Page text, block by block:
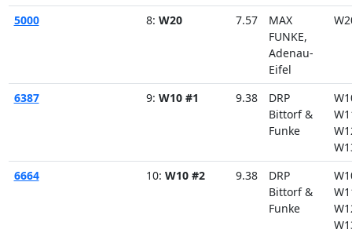
5000 8: W20 7.57
MAX
FUNKE,
Adenau-
Eifel
6387 9: W10 #1 9.38
DRP
Bittorf &
Funke
6664
10: W10 #2 9.38
DRP
Bittorf &
Funke